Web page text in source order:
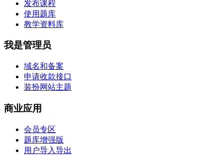
发布课程
使用题库
教学资料库
我是管理员
域名和备案
申请收款接口
装扮网站主题
商业应用
会员专区
题库增强版
用户导入导出